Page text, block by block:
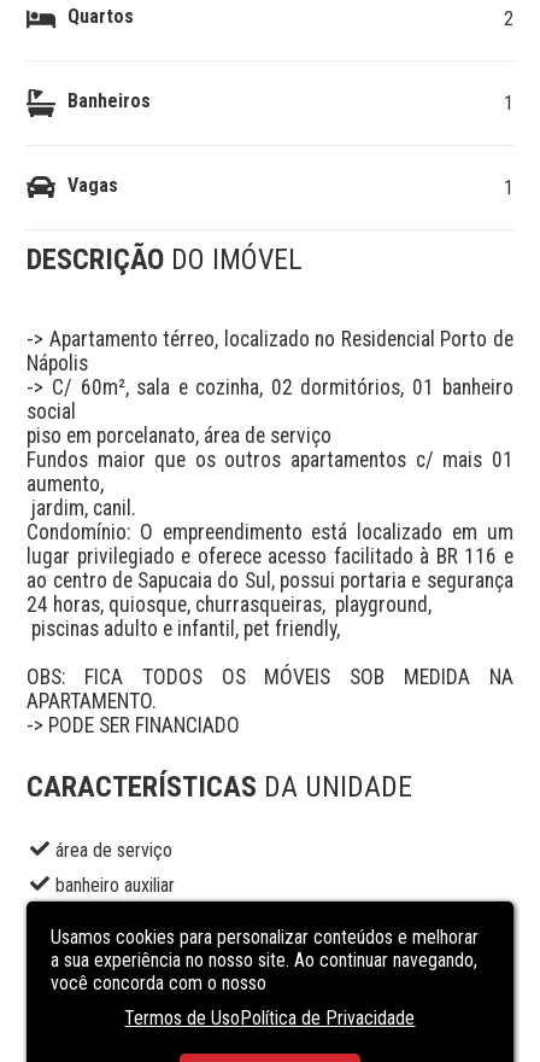
Quartos 2
Banheiros 1
Vagas 1
DESCRIÇÃO DO IMÓVEL
-> Apartamento térreo, localizado no Residencial Porto de
Nápolis
-> C/ 60m², sala e cozinha, 02 dormitórios, 01 banheiro
social
piso em porcelanato, área de serviço
Fundos maior que os outros apartamentos c/ mais 01
aumento,
Condomínio: O empreendimento está localizado em um
lugar privilegiado e oferece acesso facilitado à BR 116 e
ao centro de Sapucaia do Sul, possui portaria e segurança
24 horas, quiosque, churrasqueiras,  playground,
OBS: FICA TODOS OS MÓVEIS SOB MEDIDA NA
APARTAMENTO.
CARACTERÍSTICAS DA UNIDADE
área de serviço
banheiro auxiliar
jardim
lavabo
PORTARIA 24 HS
Usamos cookies para personalizar conteúdos e melhorar
a sua experiência no nosso site. Ao continuar navegando,
você concorda com o nosso
Termos de UsoPolítica de Privacidade